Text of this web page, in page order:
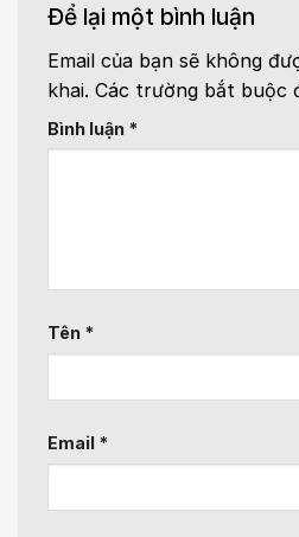
Để lại một bình luận
Email của bạn sẽ không
khai. Các trường bắt buộc
Bình luận *
Tên *
Email *